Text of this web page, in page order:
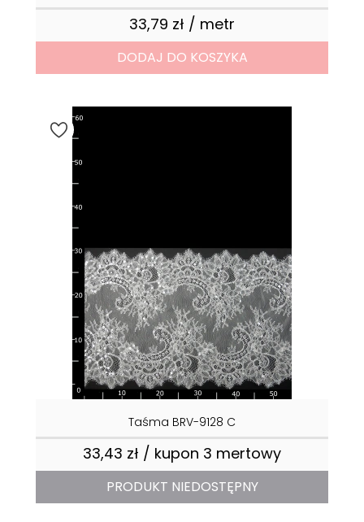
33,79 zł / metr
DODAJ DO KOSZYKA
Taśma BRV-9128 C
33,43 zł / kupon 3 mertowyCena
PRODUKT NIEDOSTĘPNY